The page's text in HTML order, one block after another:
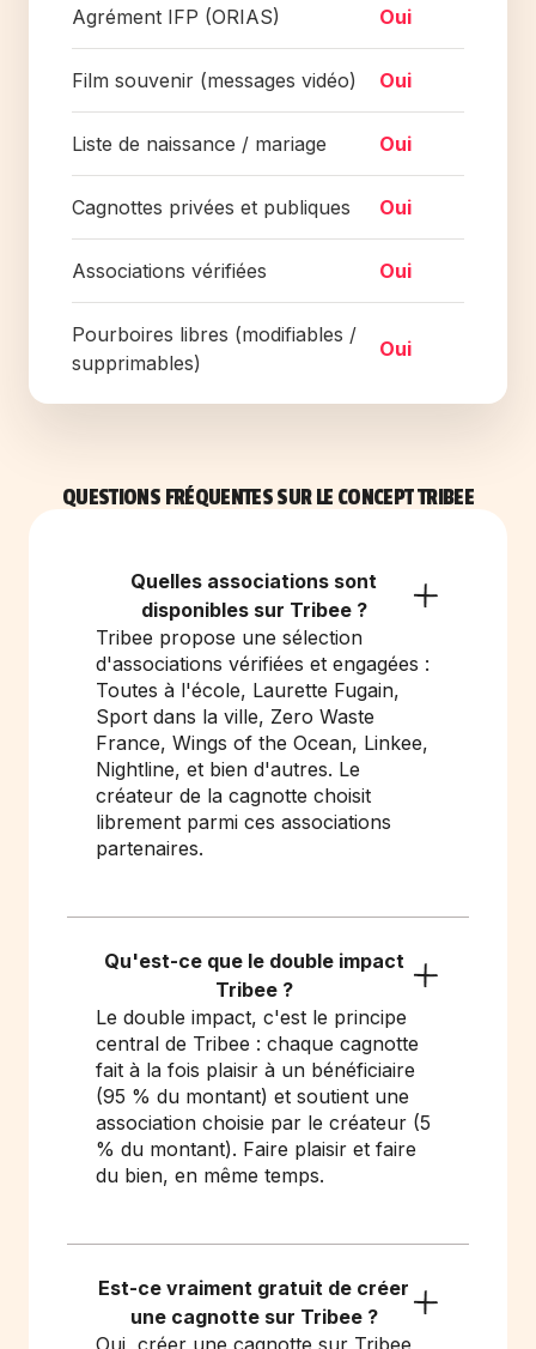
Agrément IFP (ORIAS) Oui
Film souvenir (messages vidéo) Oui
Liste de naissance / mariage Oui
Cagnottes privées et publiques Oui
Associations vérifiées Oui
Pourboires libres (modifiables /
supprimables)
Oui
QUESTIONS FRÉQUENTES SUR LE CONCEPT TRIBEE
Quelles associations sont
disponibles sur Tribee ?
Tribee propose une sélection
d'associations vérifiées et engagées :
Toutes à l'école, Laurette Fugain,
Sport dans la ville, Zero Waste
France, Wings of the Ocean, Linkee,
Nightline, et bien d'autres. Le
créateur de la cagnotte choisit
librement parmi ces associations
partenaires.
Qu'est-ce que le double impact
Tribee ?
Le double impact, c'est le principe
central de Tribee : chaque cagnotte
fait à la fois plaisir à un bénéficiaire
(95 % du montant) et soutient une
association choisie par le créateur (5
% du montant). Faire plaisir et faire
du bien, en même temps.
Est-ce vraiment gratuit de créer
une cagnotte sur Tribee ?
Oui, créer une cagnotte sur Tribee